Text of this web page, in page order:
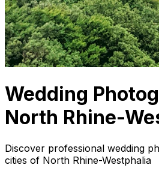
Wedding
North Rhine-
Discover professional wedding
cities of North Rhine-Westphalia